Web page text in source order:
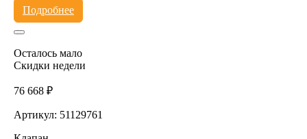
Подробнее
Осталось мало
Скидки недели
76 668 ₽
Артикул: 51129761